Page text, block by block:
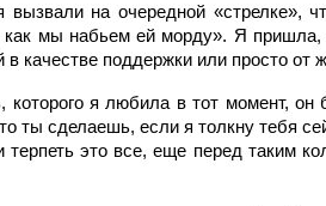
вызвали на очередной «стрелке»,
как мы набьем ей морду». Я
качестве поддержки или просто от
которого я любила в тот момент,
ты сделаешь, если я толкну тебя
терпеть это все, еще перед таким